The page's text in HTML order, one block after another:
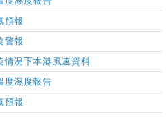
預報
警報
況下本港風速資料
度濕度報告
預報